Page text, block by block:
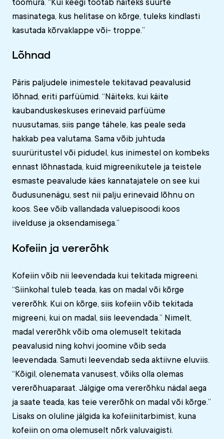
töömüra. “Kui keegi töötab näiteks suurte
masinatega, kus helitase on kõrge, tuleks kindlasti
kasutada kõrvaklappe või- troppe.”
Lõhnad
Päris paljudele inimestele tekitavad peavalusid
lõhnad, eriti parfüümid. “Näiteks, kui käite
kaubanduskeskuses erinevaid parfüüme
nuusutamas, siis pange tähele, kas peale seda
hakkab pea valutama. Sama võib juhtuda
suurüritustel või pidudel, kus inimestel on kombeks
ennast lõhnastada, kuid migreenikutele ja teistele
esmaste peavalude käes kannatajatele on see kui
õudusunenägu, sest nii palju erinevaid lõhnu on
koos. See võib vallandada valuepisoodi koos
iivelduse ja oksendamisega.”
Kofeiin ja vererõhk
Kofeiin võib nii leevendada kui tekitada migreeni.
“Siinkohal tuleb teada, kas on madal või kõrge
vererõhk. Kui on kõrge, siis kofeiin võib tekitada
migreeni, kui on madal, siis leevendada.” Nimelt,
madal vererõhk võib oma olemuselt tekitada
peavalusid ning kohvi joomine võib seda
leevendada. Samuti leevendab seda aktiivne eluviis.
“Kõigil, olenemata vanusest, võiks olla olemas
vererõhuaparaat. Jälgige oma vererõhku nädal aega
ja saate teada, kas teie vererõhk on madal või kõrge.”
Lisaks on oluline jälgida ka kofeiinitarbimist, kuna
kofeiin on oma olemuselt nõrk valuvaigisti.